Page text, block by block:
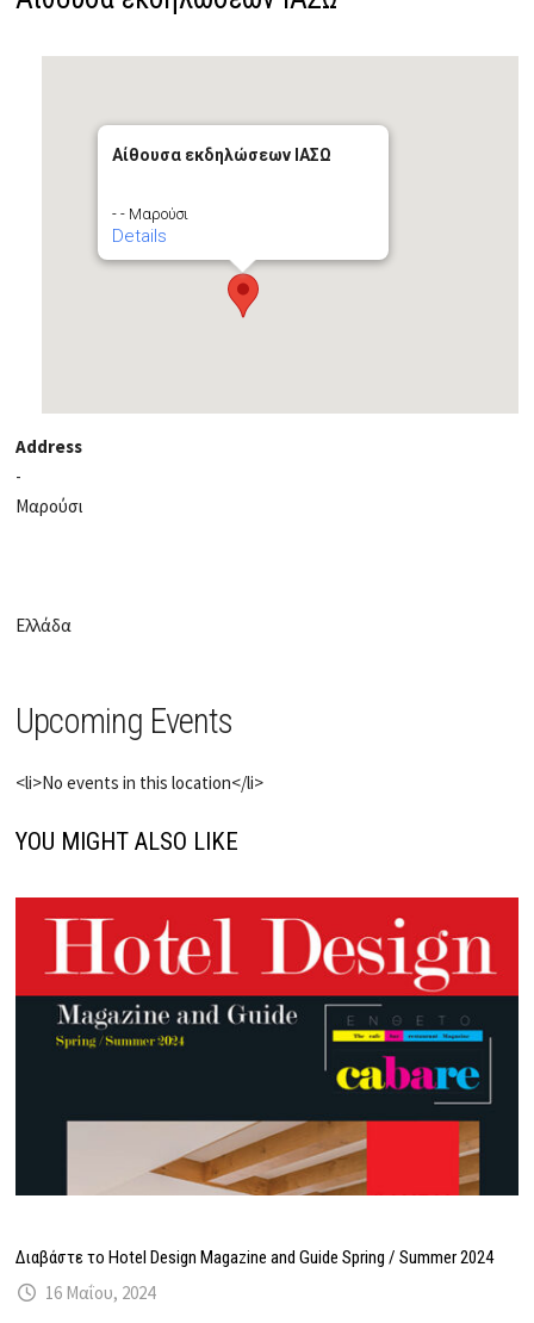
Αίθουσα εκδηλώσεων ΙΑΣΩ
- - Μαρούσι
Details
Address
-
Μαρούσι
Ελλάδα
Upcoming Events
<li>No events in this location</li>
YOU MIGHT ALSO LIKE
Διαβάστε το Hotel Design Magazine and Guide Spring / Summer 2024
16 Μαΐου, 2024